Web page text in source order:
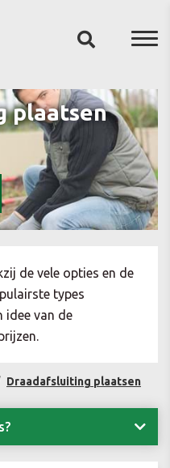
plaatsen
de vele opties en de
types
idee van de
Draadafsluiting plaatsen